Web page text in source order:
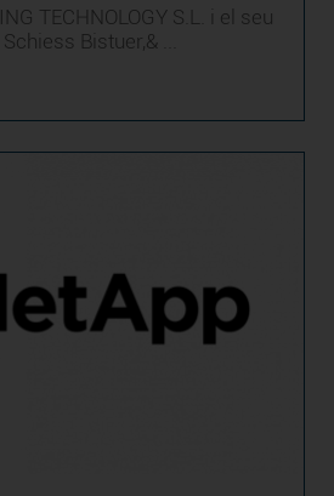
TECHNOLOGY S.L. i el seu
Bistuer,& ...